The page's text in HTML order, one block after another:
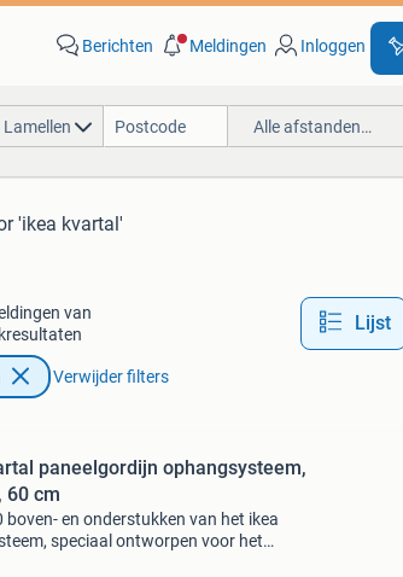
Berichten Meldingen Inloggen
Alle afstanden…
'ikea kvartal'
van
Lijst
Verwijder filters
paneelgordijn ophangsysteem,
60 cm
boven- en onderstukken van het ikea
speciaal ontworpen voor het